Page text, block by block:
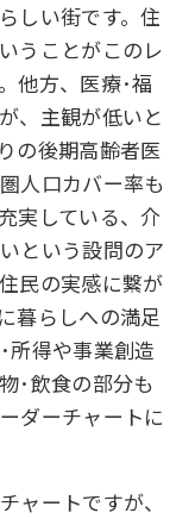
しい街です。住
うことがこのレ
他方、医療･福
、主観が低いと
の後期高齢者医
人口カバー率も
実している、介
という設問のア
民の実感に繋が
暮らしへの満足
所得や事業創造
･飲食の部分も
ダーチャートに
ャートですが、